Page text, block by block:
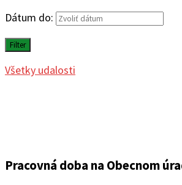
Dátum do:
Filter
Všetky udalosti
Pracovná doba na Obecnom